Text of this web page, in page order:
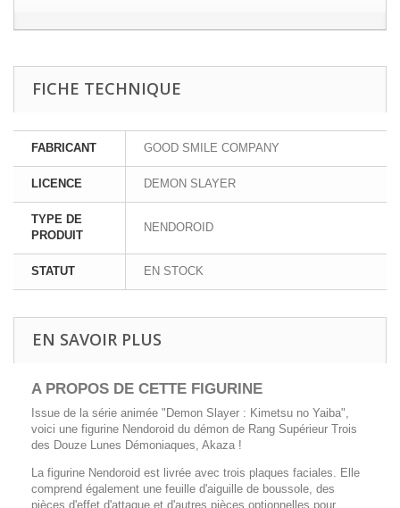
FICHE TECHNIQUE
FABRICANT GOOD SMILE COMPANY
LICENCE DEMON SLAYER
TYPE DE
PRODUIT
NENDOROID
STATUT EN STOCK
EN SAVOIR PLUS
A PROPOS DE CETTE FIGURINE
Issue de la série animée "Demon Slayer : Kimetsu no Yaiba",
voici une figurine Nendoroid du démon de Rang Supérieur Trois
des Douze Lunes Démoniaques, Akaza !
La figurine Nendoroid est livrée avec trois plaques faciales. Elle
comprend également une feuille d'aiguille de boussole, des
pièces d'effet d'attaque et d'autres pièces optionnelles pour